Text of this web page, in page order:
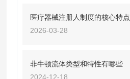
医疗器械注册人制度的核心特点
2026-03-28
非牛顿流体类型和特性有哪些
2024-12-18